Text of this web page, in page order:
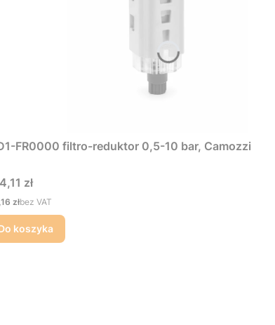
FR0000 filtro-reduktor 0,5-10 bar, Camozzi
zł
złbez VAT
koszyka